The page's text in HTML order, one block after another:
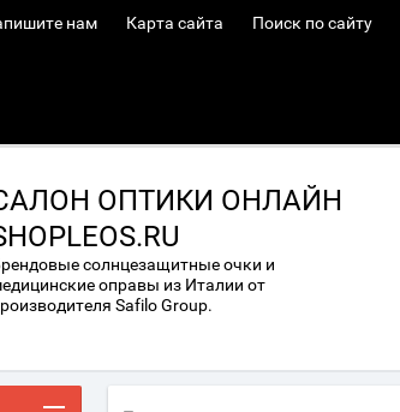
нам Карта сайта Поиск по сайту
ОПТИКИ ОНЛАЙН
солнцезащитные очки и
оправы из Италии от
Safilo Group.